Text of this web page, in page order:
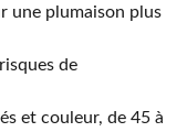
une plumaison plus
de
et couleur, de 45 à